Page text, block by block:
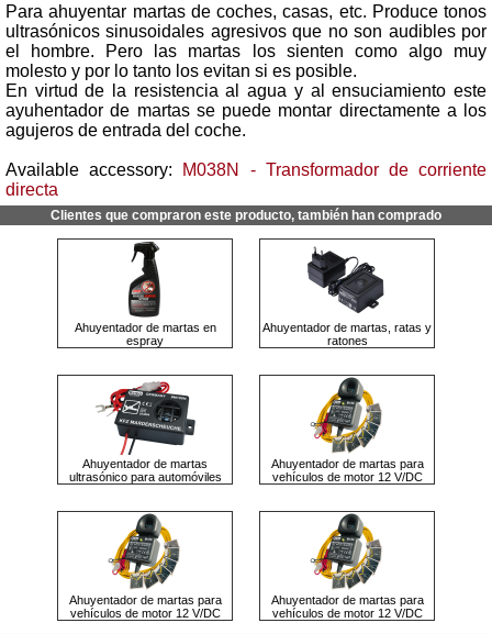
Para ahuyentar martas de coches, casas, etc. Produce tonos
ultrasónicos sinusoidales agresivos que no son audibles por
el hombre. Pero las martas los sienten como algo muy
molesto y por lo tanto los evitan si es posible.
En virtud de la resistencia al agua y al ensuciamiento este
ayuhentador de martas se puede montar directamente a los
agujeros de entrada del coche.
Available accessory: M038N - Transformador de corriente
directa
Clientes que compraron este producto, también han comprado
Ahuyentador de martas en
espray
Ahuyentador de martas, ratas y
ratones
Ahuyentador de martas
ultrasónico para automóviles
Ahuyentador de martas para
vehículos de motor 12 V/DC
Ahuyentador de martas para
vehículos de motor 12 V/DC
Ahuyentador de martas para
vehículos de motor 12 V/DC